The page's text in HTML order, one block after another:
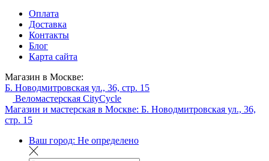
Оплата
Доставка
Контакты
Блог
Карта сайта
Магазин в Москве:
Б. Новодмитровская ул., 36, стр. 15
Веломастерская CityCycle
Магазин и мастерская в Москве: Б. Новодмитровская ул., 36,
стр. 15
Ваш город: Не определено